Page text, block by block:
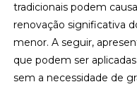
tradicionais podem
renovação significativa
menor. A seguir,
que podem ser
sem a necessidade de